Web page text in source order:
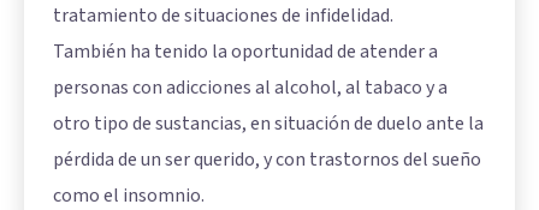
tratamiento de situaciones de infidelidad.
También ha tenido la oportunidad de atender a
personas con adicciones al alcohol, al tabaco y a
otro tipo de sustancias, en situación de duelo ante la
pérdida de un ser querido, y con trastornos del sueño
como el insomnio.